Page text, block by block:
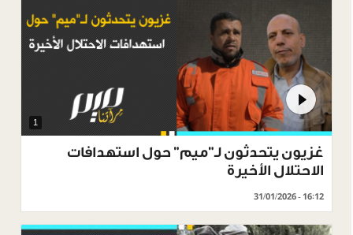
1
غزيون يتحدثون لـ"ميم" حول استهدافات
الاحتلال الأخيرة
31/01/2026 - 16:12